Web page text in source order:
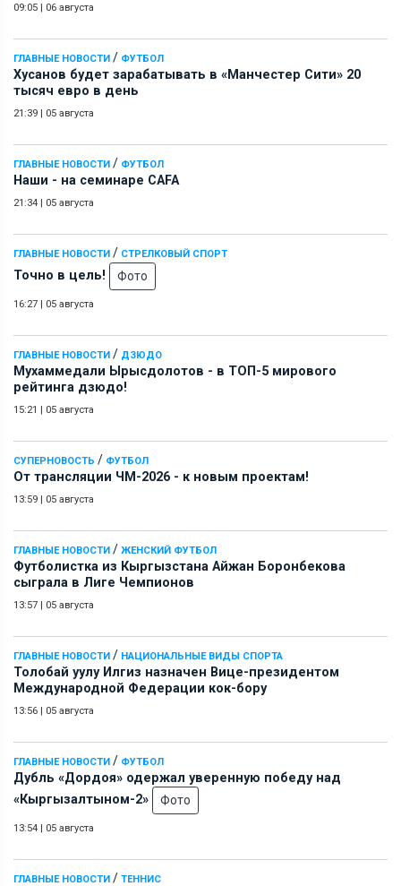
09:05 | 06 августа
ГЛАВНЫЕ НОВОСТИ / ФУТБОЛ
Хусанов будет зарабатывать в «Манчестер Сити» 20
тысяч евро в день
21:39 | 05 августа
ГЛАВНЫЕ НОВОСТИ / ФУТБОЛ
Наши - на семинаре СAFA
21:34 | 05 августа
ГЛАВНЫЕ НОВОСТИ / СТРЕЛКОВЫЙ СПОРТ
Точно в цель! Фото
16:27 | 05 августа
ГЛАВНЫЕ НОВОСТИ / ДЗЮДО
Мухаммедали Ырысдолотов - в ТОП-5 мирового
рейтинга дзюдо!
15:21 | 05 августа
СУПЕРНОВОСТЬ / ФУТБОЛ
От трансляции ЧМ-2026 - к новым проектам!
13:59 | 05 августа
ГЛАВНЫЕ НОВОСТИ / ЖЕНСКИЙ ФУТБОЛ
Футболистка из Кыргызстана Айжан Боронбекова
сыграла в Лиге Чемпионов
13:57 | 05 августа
ГЛАВНЫЕ НОВОСТИ / НАЦИОНАЛЬНЫЕ ВИДЫ СПОРТА
Толобай уулу Илгиз назначен Вице-президентом
Международной Федерации кок-бору
13:56 | 05 августа
ГЛАВНЫЕ НОВОСТИ / ФУТБОЛ
Дубль «Дордоя» одержал уверенную победу над
«Кыргызалтыном-2»
Фото
13:54 | 05 августа
ГЛАВНЫЕ НОВОСТИ / ТЕННИС